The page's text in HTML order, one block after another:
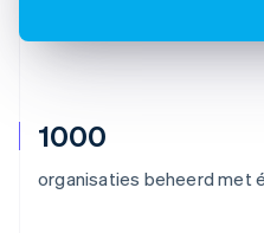
1000
organisaties beheerd met